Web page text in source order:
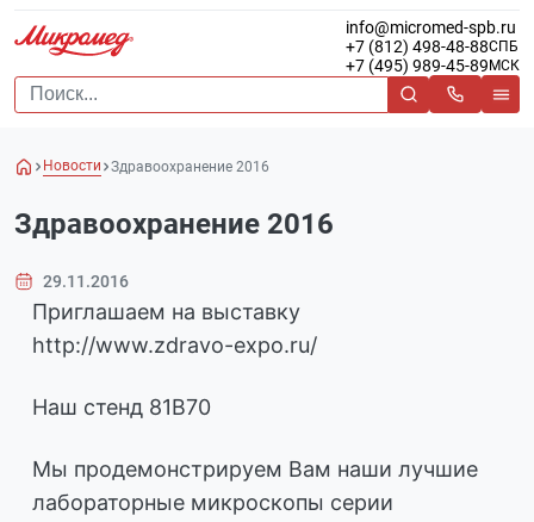
info@micromed-spb.ru
+7 (812) 498-48-88СПБ
+7 (495) 989-45-89 МСК
Новости Здравоохранение 2016
Здравоохранение 2016
29.11.2016
Приглашаем на выставку
http://www.zdravo-expo.ru/
Наш стенд 81В70
Мы продемонстрируем Вам наши лучшие
лабораторные микроскопы серии